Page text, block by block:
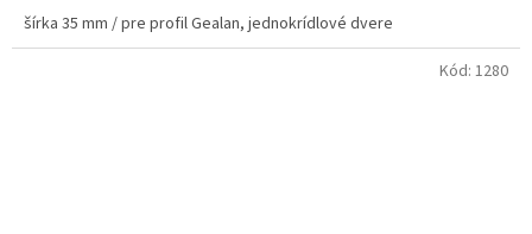
šírka 35 mm / pre profil Gealan, jednokrídlové dvere
Kód: 1280